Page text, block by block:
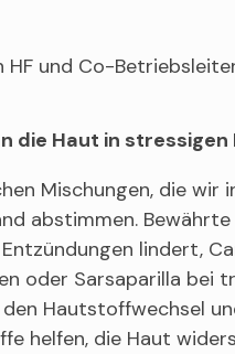
HF und Co-
die Haut in
Mischungen, die wir
abstimmen.
lindert,
oder Sarsaparilla bei
Hautstoffwechsel
helfen, die Haut